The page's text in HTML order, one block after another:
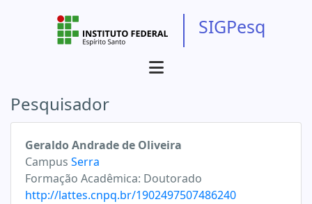
SIGPesq
Pesquisador
Geraldo Andrade de Oliveira
Campus Serra
Formação Acadêmica: Doutorado
http://lattes.cnpq.br/1902497507486240